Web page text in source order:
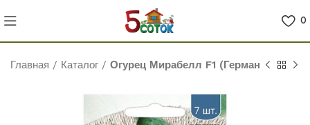
0
Главная / Каталог / Огурец Мирабелл F1 (Герман F1)